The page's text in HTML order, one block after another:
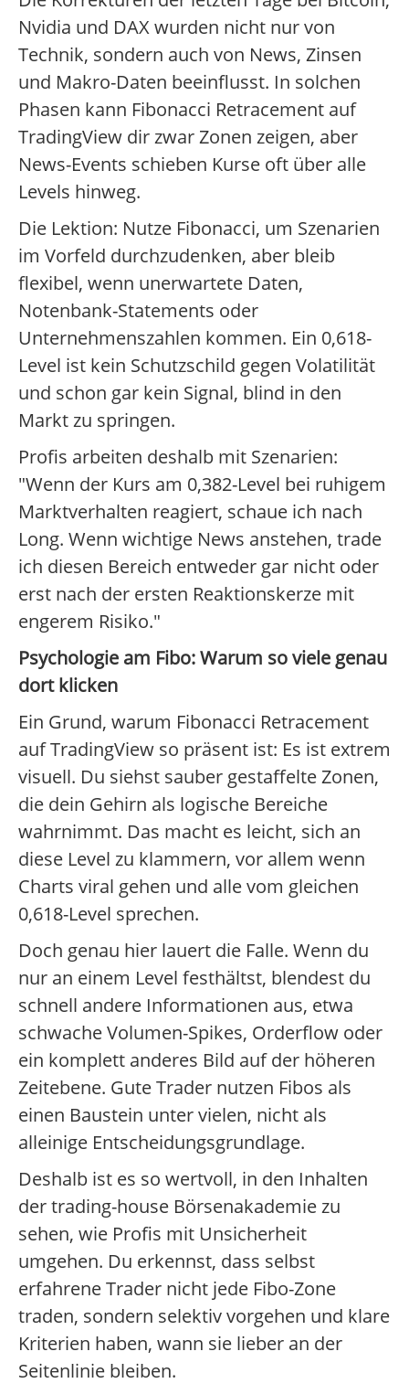
Nvidia und DAX wurden nicht nur von
Technik, sondern auch von News, Zinsen
und Makro-Daten beeinflusst. In solchen
Phasen kann Fibonacci Retracement auf
TradingView dir zwar Zonen zeigen, aber
News-Events schieben Kurse oft über alle
Levels hinweg.
Die Lektion: Nutze Fibonacci, um Szenarien
im Vorfeld durchzudenken, aber bleib
flexibel, wenn unerwartete Daten,
Notenbank-Statements oder
Unternehmenszahlen kommen. Ein 0,618-
Level ist kein Schutzschild gegen Volatilität
und schon gar kein Signal, blind in den
Markt zu springen.
Profis arbeiten deshalb mit Szenarien:
"Wenn der Kurs am 0,382-Level bei ruhigem
Marktverhalten reagiert, schaue ich nach
Long. Wenn wichtige News anstehen, trade
ich diesen Bereich entweder gar nicht oder
erst nach der ersten Reaktionskerze mit
engerem Risiko."
Psychologie am Fibo: Warum so viele genau
dort klicken
Ein Grund, warum Fibonacci Retracement
auf TradingView so präsent ist: Es ist extrem
visuell. Du siehst sauber gestaffelte Zonen,
die dein Gehirn als logische Bereiche
wahrnimmt. Das macht es leicht, sich an
diese Level zu klammern, vor allem wenn
Charts viral gehen und alle vom gleichen
0,618-Level sprechen.
Doch genau hier lauert die Falle. Wenn du
nur an einem Level festhältst, blendest du
schnell andere Informationen aus, etwa
schwache Volumen-Spikes, Orderflow oder
ein komplett anderes Bild auf der höheren
Zeitebene. Gute Trader nutzen Fibos als
einen Baustein unter vielen, nicht als
alleinige Entscheidungsgrundlage.
Deshalb ist es so wertvoll, in den Inhalten
der trading-house Börsenakademie zu
sehen, wie Profis mit Unsicherheit
umgehen. Du erkennst, dass selbst
erfahrene Trader nicht jede Fibo-Zone
traden, sondern selektiv vorgehen und klare
Kriterien haben, wann sie lieber an der
Seitenlinie bleiben.